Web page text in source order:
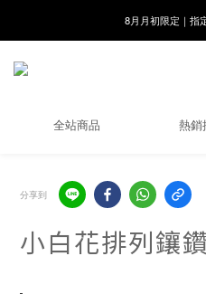
8月月初限定｜指
線在，好事發生｜
8月月初限定｜指
全站商品 熱銷
分享到
小白花排列鑲